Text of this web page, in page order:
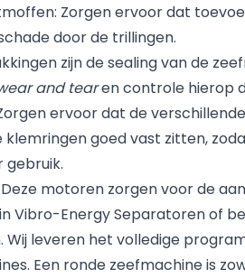
Zorgen ervoor dat
door de trillingen.
zijn de sealing van de
and tearen controle hierop
ervoor dat de
klemringen goed vast zitten,
gebruik.
Deze motoren zorgen voor de
Vibro-Energy Separatoren of
Wij leveren het volledige
Een ronde zeefmachine is